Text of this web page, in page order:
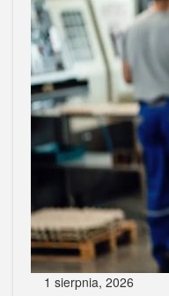
1 sierpnia, 2026